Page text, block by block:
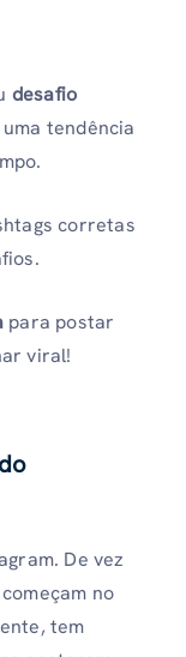
desafio
tendência
corretas
para postar
viral!
De vez
no
tem